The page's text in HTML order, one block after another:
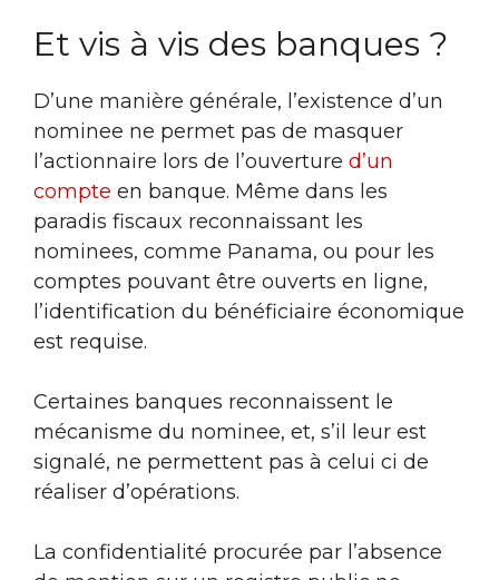
Et vis à vis des banques ?
D’une manière générale, l’existence d’un
nominee ne permet pas de masquer
l’actionnaire lors de l’ouverture d’un
compte en banque. Même dans les
paradis fiscaux reconnaissant les
nominees, comme Panama, ou pour les
comptes pouvant être ouverts en ligne,
l’identification du bénéficiaire économique
est requise.
Certaines banques reconnaissent le
mécanisme du nominee, et, s’il leur est
signalé, ne permettent pas à celui ci de
réaliser d’opérations.
La confidentialité procurée par l’absence